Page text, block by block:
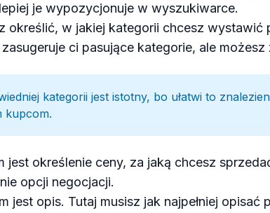
je wypozycjonuje w wyszukiwarce.
określić, w jakiej kategorii chcesz wystawić
ci pasujące kategorie, ale
kategorii jest istotny, bo ułatwi to
kupcom.
jest określenie ceny, za jaką chcesz
opcji negocjacji.
jest opis. Tutaj musisz jak najpełniej opisać